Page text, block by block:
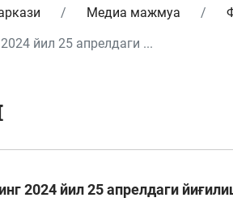
Медиа мажмуа
йил 25 апрелдаги ...
2024 йил 25 апрелдаги